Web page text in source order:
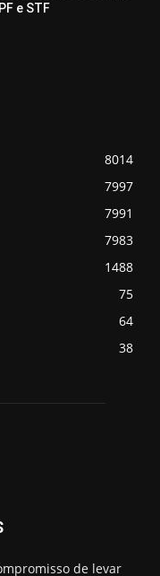
e STF
8014
7997
7991
7983
1488
75
64
38
de levar